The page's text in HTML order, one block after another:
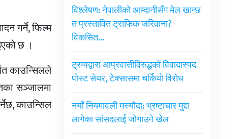
गर्ने, फिल्म
छ ।
काउन्सिलले
सञ्जालमा
काउन्सिल
विश्लेषण: नेपालीको आम्दानीसँग मेल खान्छ
त प्रस्तावित ट्राफिक जरिवाना?
विकसित…
ट्रम्पद्वारा आप्रवासीविरुद्धको विवादास्पद
पोस्ट सेयर, टेक्सासमा चर्कियो विरोध
नयाँ नियमावली मस्यौदा: भ्रष्टाचार मुद्दा
लागेका सांसदलाई जोगाउने खेल